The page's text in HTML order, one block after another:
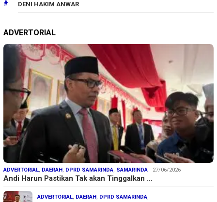
DENI HAKIM ANWAR
ADVERTORIAL
ADVERTORIAL, DAERAH, DPRD SAMARINDA, SAMARINDA 27/06/2026
Andi Harun Pastikan Tak akan Tinggalkan …
ADVERTORIAL, DAERAH, DPRD SAMARINDA,